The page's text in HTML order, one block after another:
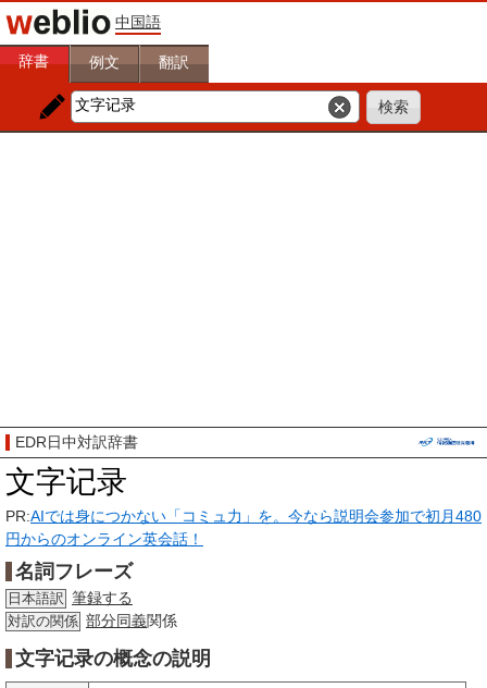
中国語
辞書 例文 翻訳
EDR日中対訳辞書
文字记录
PR:AIでは身につかない「コミュ力」を。今なら説明会参加で初月480
円からのオンライン英会話！
名詞フレーズ
日本語訳 筆録する
対訳の関係 部分同義関係
文字记录の概念の説明